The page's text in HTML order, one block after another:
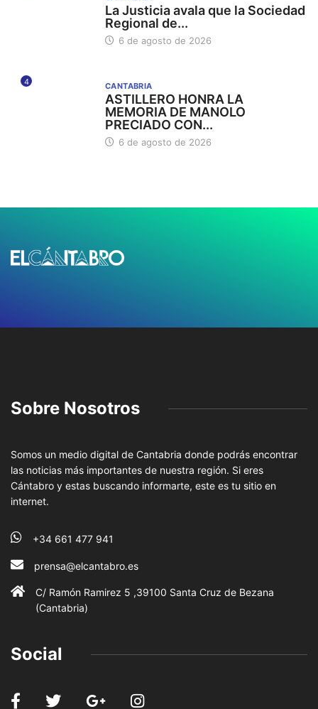
La Justicia avala que la Sociedad
Regional de...
6 de agosto de 2026
4 CANTABRIA
ASTILLERO HONRA LA
MEMORIA DE MANOLO
PRECIADO CON...
6 de agosto de 2026
Sobre Nosotros
Somos un medio digital de Cantabria donde podrás encontrar
las noticias más importantes de nuestra región. Si eres
Cántabro y estas buscando informarte, este es tu sitio en
internet.
+34 661 477 941
prensa@elcantabro.es
C/ Ramón Ramirez 5 ,39100 Santa Cruz de Bezana
(Cantabria)
Social